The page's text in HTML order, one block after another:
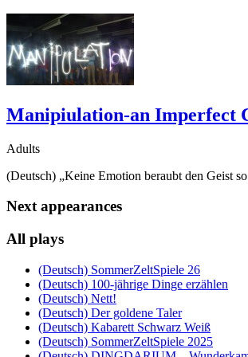
Manipiulation-an Imperfect
Adults
(Deutsch) „Keine Emotion beraubt den Geist
Next appearances
All plays
(Deutsch) SommerZeltSpiele 26
(Deutsch) 100-jährige Dinge erzählen
(Deutsch) Nett!
(Deutsch) Der goldene Taler
(Deutsch) Kabarett Schwarz Weiß
(Deutsch) SommerZeltSpiele 2025